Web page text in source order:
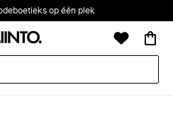
op één plek